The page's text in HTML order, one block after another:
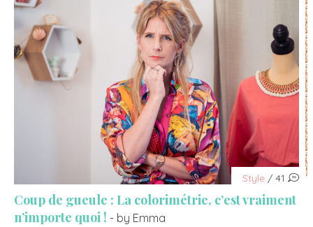
Style / 41
Coup de gueule : La colorimétrie, c’est vraiment
n’importe quoi ! - by Emma